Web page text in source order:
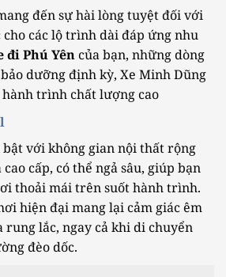
đến sự hài lòng tuyệt đối với
các lộ trình dài đáp ứng nhu
đi Phú Yêncủa bạn, những dòng
dưỡng định kỳ, Xe Minh Dũng
trình chất lượng cao
với không gian nội thất rộng
cấp, có thể ngả sâu, giúp bạn
thoải mái trên suốt hành trình.
hiện đại mang lại cảm giác êm
rung lắc, ngay cả khi di chuyển
đèo dốc.